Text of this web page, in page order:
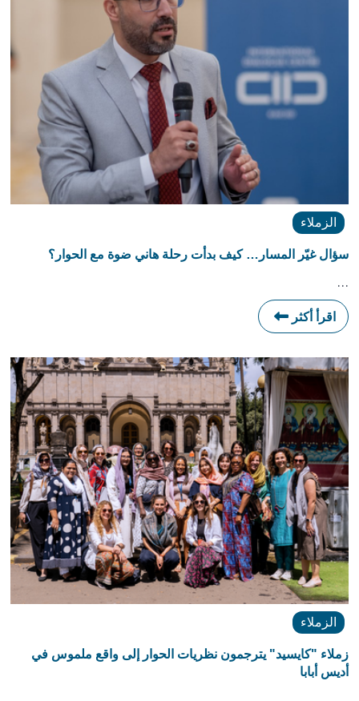
الزملاء
سؤال غيّر المسار… كيف بدأت رحلة هاني ضوة مع الحوار؟
…
اقرأ أكثر
الزملاء
زملاء "كايسيد" يترجمون نظريات الحوار إلى واقع ملموس في
أديس أبابا